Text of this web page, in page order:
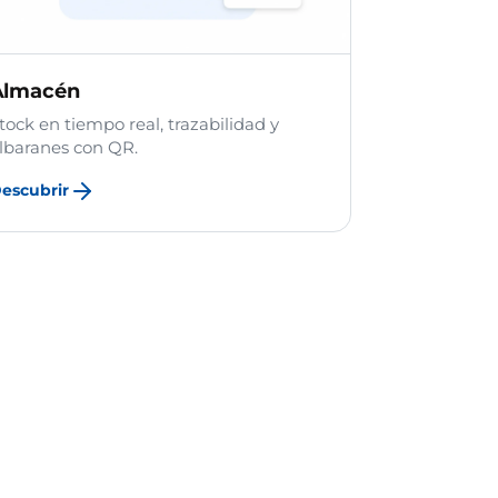
en tiempo real, trazabilidad y
con QR.